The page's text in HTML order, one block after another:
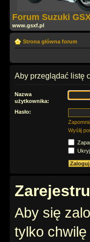
Forum Suzuki
www.gsxf.pl
Strona główna forum
Aby przeglądać listę
Nazwa
użytkownika:
Hasło:
Wyślij
Aby się
tylko